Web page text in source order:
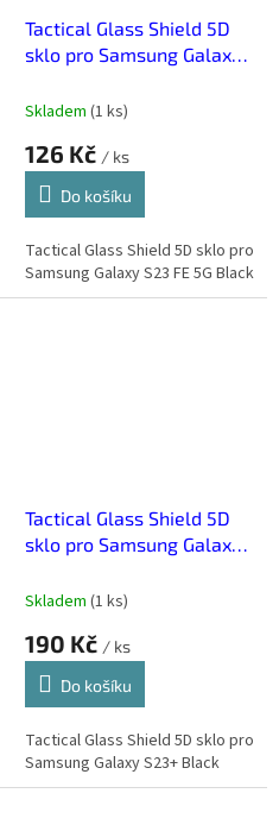
Tactical Glass Shield 5D
sklo pro Samsung Galaxy
Skladem (1 ks)
126 Kč / ks
Do košíku
Tactical Glass Shield 5D sklo pro
Samsung Galaxy S23 FE 5G Black
Tactical Glass Shield 5D
sklo pro Samsung Galaxy
Skladem (1 ks)
190 Kč / ks
Do košíku
Tactical Glass Shield 5D sklo pro
Samsung Galaxy S23+ Black